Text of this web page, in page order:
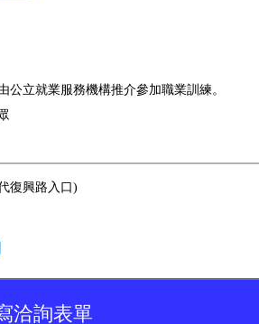
立就業服務機構推介參加職業訓練。
復興路入口)
洽詢表單